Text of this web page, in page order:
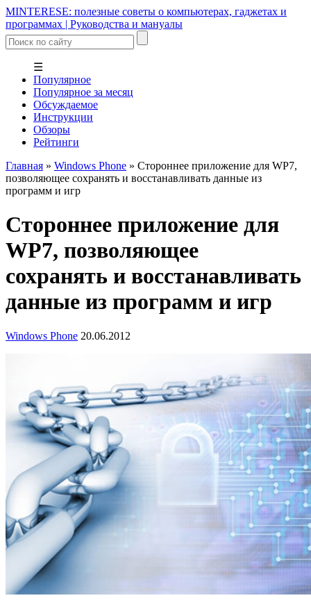
MINTERESE: полезные советы о компьютерах, гаджетах и
программах | Руководства и мануалы
☰
Популярное
Популярное за месяц
Обсуждаемое
Инструкции
Обзоры
Рейтинги
Главная » Windows Phone » Стороннее приложение для WP7,
позволяющее сохранять и восстанавливать данные из
программ и игр
Стороннее приложение для
WP7, позволяющее
сохранять и восстанавливать
данные из программ и игр
Windows Phone 20.06.2012